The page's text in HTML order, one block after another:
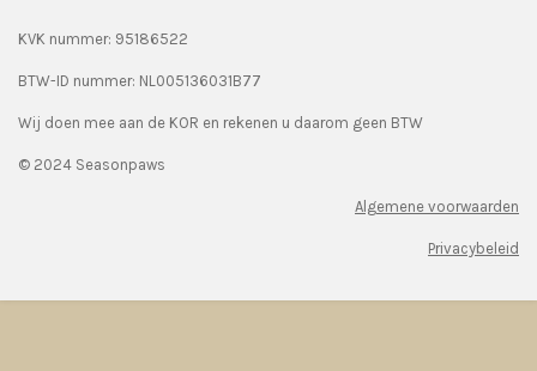
KVK nummer: 95186522
BTW-ID nummer: NL005136031B77
Wij doen mee aan de KOR en rekenen u daarom geen BTW
© 2024 Seasonpaws
Algemene voorwaarden
Privacybeleid